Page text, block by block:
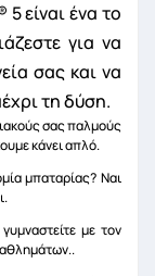
5 είναι ένα το
για να
σας και να
τη δύση.
σας παλμούς
κάνει απλό.
μπαταρίας? Ναι
.
με τον
.